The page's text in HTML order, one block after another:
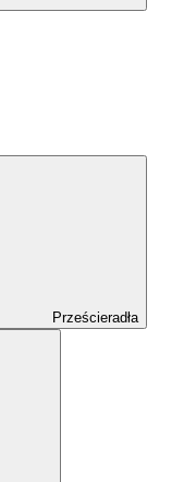
Prześcieradła